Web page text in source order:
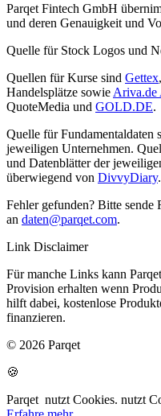
Parqet Fintech GmbH
und deren Genauigkeit und
Quelle für Stock Logos und
Quellen für Kurse sind Gettex,
Handelsplätze sowie Ariva.de
QuoteMedia und GOLD.DE.
Quelle für Fundamentaldaten
jeweiligen Unternehmen.
und Datenblätter der
überwiegend von DivvyDiary.
Fehler gefunden? Bitte sende
an daten@parqet.com.
Link Disclaimer
Für manche Links kann
Provision erhalten wenn
hilft dabei, kostenlose
finanzieren.
© 2026 Parqet
🍪
Parqet nutzt Cookies. nutzt